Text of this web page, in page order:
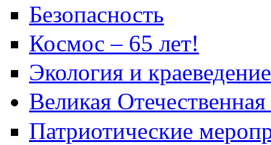
Безопасность
Космос – 65 лет!
Экология и краеведение
Великая
Патриотические